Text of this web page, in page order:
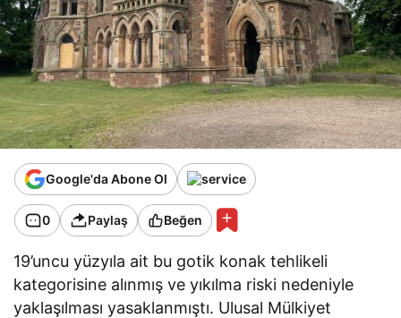
Google'da Abone Ol
0 Paylaş Beğen
19’uncu yüzyıla ait bu gotik konak tehlikeli
kategorisine alınmış ve yıkılma riski nedeniyle
yaklaşılması yasaklanmıştı. Ulusal Mülkiyet